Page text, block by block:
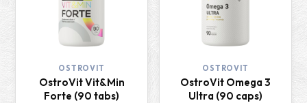
OSTROVIT
OstroVit Vit&Min
Forte (90 tabs)
OSTROVIT
OstroVit Omega 3
Ultra (90 caps)